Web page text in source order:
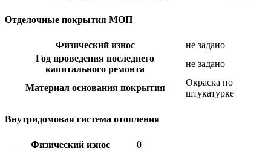
Отделочные покрытия МОП
Физический износ
не задано
Год проведения последнего
капитального ремонта
не задано
Материал основания покрытия
Окраска по
штукатурке
Внутридомовая система отопления
Физический износ
0